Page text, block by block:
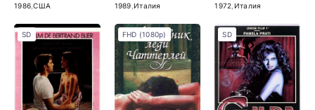
1986 ,США 1989 ,Италия 1972 Италия
SD FHD (1080p) SD